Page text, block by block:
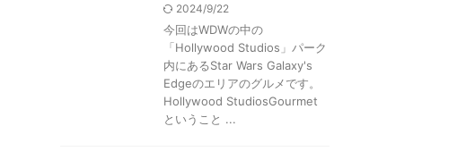
2024/9/22
今回はWDWの中の
「Hollywood Studios」パーク
内にあるStar Wars Galaxy's
Edgeのエリアのグルメです。
Hollywood StudiosGourmet
ということ ...